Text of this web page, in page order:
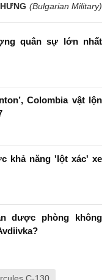
(Bulgarian Military)
quân sự lớn nhất
Colombia vật lộn
khả năng 'lột xác' xe
dược phòng không